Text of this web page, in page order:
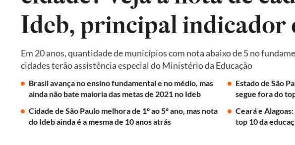
Em 20 anos, quantidade de municípios com nota abaixo de 5 no
cidades terão assistência especial do Ministério da Educação
Brasil avança no ensino fundamental e no médio, mas
ainda não bate maioria das metas de 2021 no Ideb
Estado de São
segue fora do
Cidade de São Paulo melhora de 1º ao 5º ano, mas nota
do Ideb ainda é a mesma de 10 anos atrás
Ceará e
top 10 da